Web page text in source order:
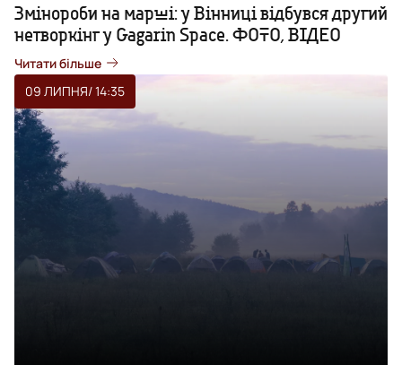
Змінороби на марші: у Вінниці відбувся другий
нетворкінг у Gagarin Space. ФОТО, ВІДЕО
Читати більше
09 ЛИПНЯ/ 14:35